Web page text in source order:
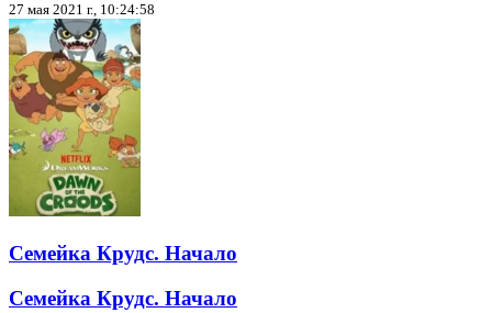
27 мая 2021 г., 10:24:58
Семейка Крудс. Начало
Семейка Крудс. Начало